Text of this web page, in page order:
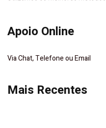
Apoio Online
Via Chat, Telefone ou Email
Mais Recentes